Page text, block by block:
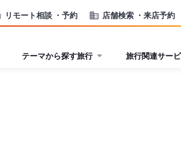
リモート相談 ・予約 店舗検索 ・来店予約
テーマから探す旅行 旅行関連サー